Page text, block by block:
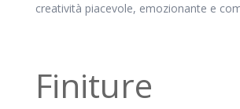
creatività piacevole, emozionante e
Finiture